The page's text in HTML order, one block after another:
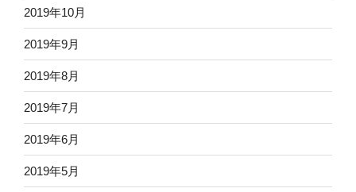
2019年10月
2019年9月
2019年8月
2019年7月
2019年6月
2019年5月